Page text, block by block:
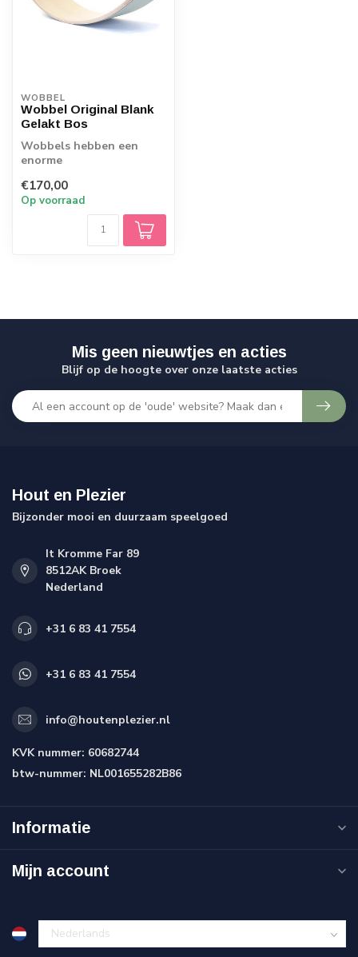
WOBBEL
Wobbel Original Blank
Gelakt Bos
Wobbels hebben een
enorme
jong en oud. Ook bij deze
Wobbel...
€170,00
Op voorraad
Mis geen nieuwtjes en acties
Blijf op de hoogte over onze laatste acties
Hout en Plezier
Bijzonder mooi en duurzaam speelgoed
It Kromme Far 89
8512AK Broek
Nederland
+31 6 83 41 7554
+31 6 83 41 7554
info@houtenplezier.nl
KVK nummer: 60682744
btw-nummer: NL001655282B86
Informatie
Mijn account